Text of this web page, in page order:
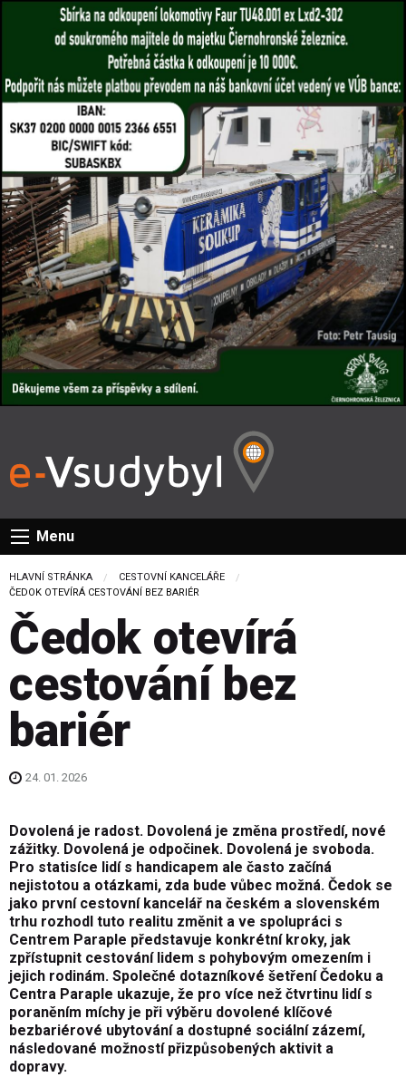
Menu
HLAVNÍ STRÁNKA
CESTOVNÍ KANCELÁŘE
CURRENT:
ČEDOK OTEVÍRÁ CESTOVÁNÍ BEZ BARIÉR
Čedok otevírá
cestování bez
bariér
24. 01. 2026
Dovolená je radost. Dovolená je změna prostředí, nové
zážitky. Dovolená je odpočinek. Dovolená je svoboda.
Pro statisíce lidí s handicapem ale často začíná
nejistotou a otázkami, zda bude vůbec možná. Čedok se
jako první cestovní kancelář na českém a slovenském
trhu rozhodl tuto realitu změnit a ve spolupráci s
Centrem Paraple představuje konkrétní kroky, jak
zpřístupnit cestování lidem s pohybovým omezením i
jejich rodinám. Společné dotazníkové šetření Čedoku a
Centra Paraple ukazuje, že pro více než čtvrtinu lidí s
poraněním míchy je při výběru dovolené klíčové
bezbariérové ubytování a dostupné sociální zázemí,
následované možností přizpůsobených aktivit a
dopravy.